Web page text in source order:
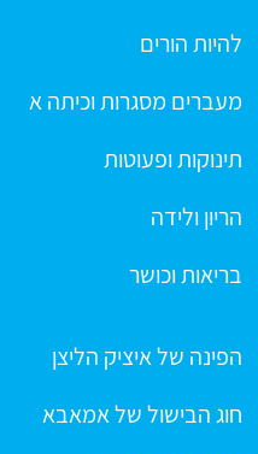
להיות הורים
מעברים מסגרות וכיתה א
תינוקות ופעוטות
הריון ולידה
בריאות וכושר
הפינה של איציק הליצן
חוג הבישול של אמאבא